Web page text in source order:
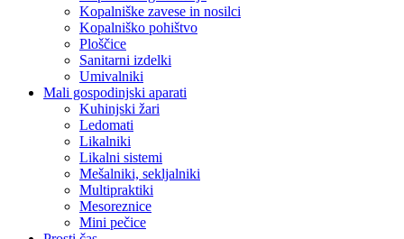
Kopalniške zavese in nosilci
Kopalniško pohištvo
Ploščice
Sanitarni izdelki
Umivalniki
Mali gospodinjski aparati
Kuhinjski žari
Ledomati
Likalniki
Likalni sistemi
Mešalniki, sekljalniki
Multipraktiki
Mesoreznice
Mini pečice